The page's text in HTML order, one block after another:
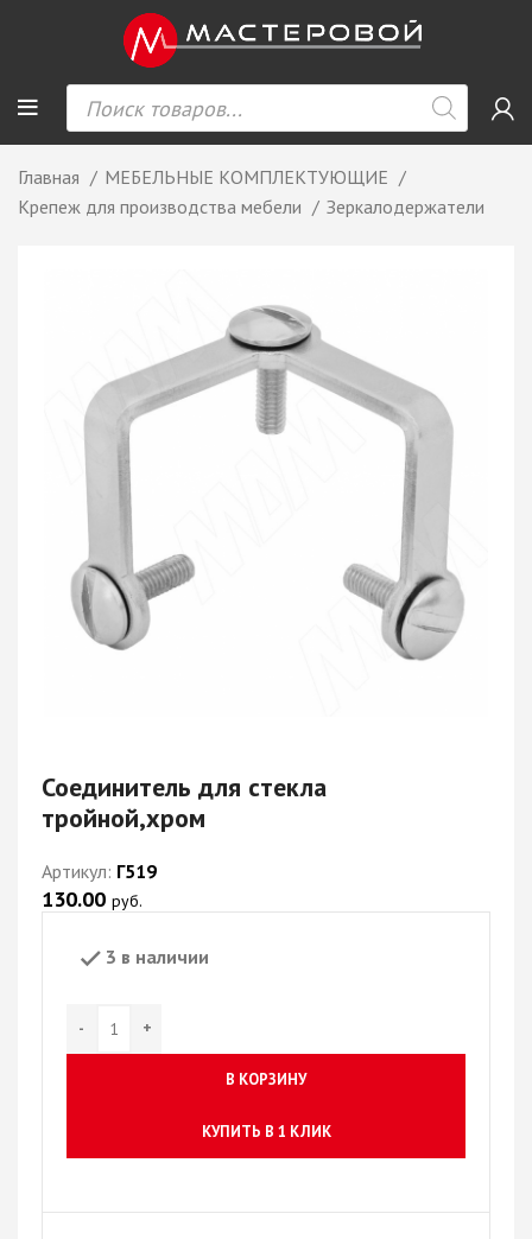
Главная
МЕБЕЛЬНЫЕ КОМПЛЕКТУЮЩИЕ
Крепеж для производства мебели
Зеркалодержатели
Соединитель для стекла
тройной,хром
Артикул: Г519
130.00 руб.
3 в наличии
В КОРЗИНУ
КУПИТЬ В 1 КЛИК